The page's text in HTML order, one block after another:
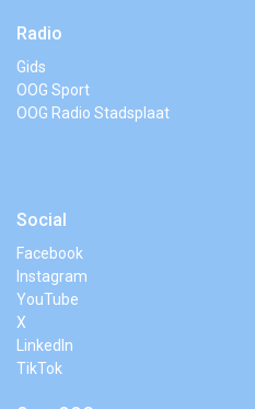
Radio
Gids
OOG Sport
OOG Radio Stadsplaat
Social
Facebook
Instagram
YouTube
X
LinkedIn
TikTok